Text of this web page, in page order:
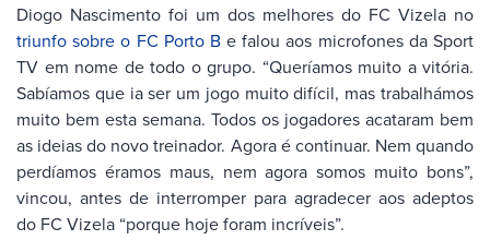
Diogo Nascimento foi um dos melhores do FC Vizela no
triunfo sobre o FC Porto Be falou aos microfones da Sport
TV em nome de todo o grupo. “Queríamos muito a vitória.
Sabíamos que ia ser um jogo muito difícil, mas trabalhámos
muito bem esta semana. Todos os jogadores acataram bem
as ideias do novo treinador. Agora é continuar. Nem quando
perdíamos éramos maus, nem agora somos muito bons”,
vincou, antes de interromper para agradecer aos adeptos
do FC Vizela “porque hoje foram incríveis”.